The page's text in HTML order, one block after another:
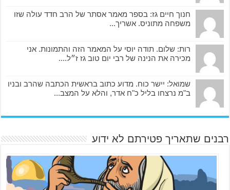
חנוך חיים גז: בספר מאמר אסתר של הרב חדד עולה שזו
משפחה מתוניס. אשריך...
רות: שלום. תודה יוסי על המאמר הזה והתמונות. אני
מכירה את הנינה של רבי יום טוב גז ז״ל....
שמואל: יישר כוח. מדוע כתוב בראשית הכתבה שהרב ובניו
ב"מ נרצחו בליל כ"ח אדר, והלא על המצב...
רבנים שתאריך פטירתם לא ידוע